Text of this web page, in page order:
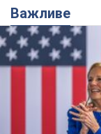
Важливе